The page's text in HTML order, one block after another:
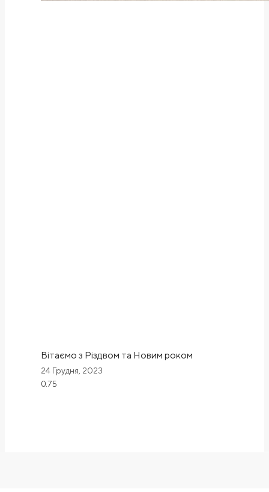
Вітаємо з Різдвом та Новим роком
24 Грудня, 2023